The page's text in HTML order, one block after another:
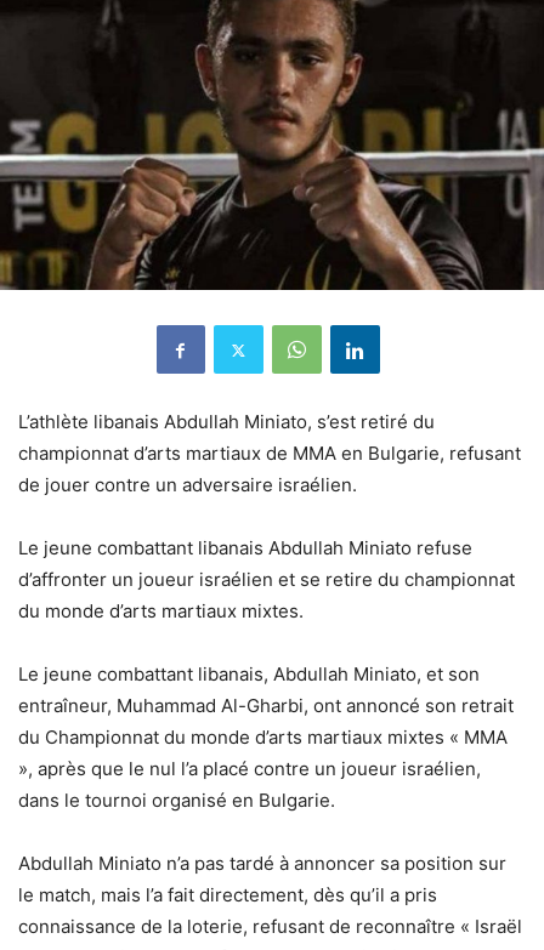
L’athlète libanais Abdullah Miniato, s’est retiré du
championnat d’arts martiaux de MMA en Bulgarie, refusant
de jouer contre un adversaire israélien.
Le jeune combattant libanais Abdullah Miniato refuse
d’affronter un joueur israélien et se retire du championnat
du monde d’arts martiaux mixtes.
Le jeune combattant libanais, Abdullah Miniato, et son
entraîneur, Muhammad Al-Gharbi, ont annoncé son retrait
du Championnat du monde d’arts martiaux mixtes « MMA
», après que le nul l’a placé contre un joueur israélien,
dans le tournoi organisé en Bulgarie.
Abdullah Miniato n’a pas tardé à annoncer sa position sur
le match, mais l’a fait directement, dès qu’il a pris
connaissance de la loterie, refusant de reconnaître « Israël